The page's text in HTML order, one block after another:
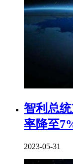
智利总
率降至
2023-05-31